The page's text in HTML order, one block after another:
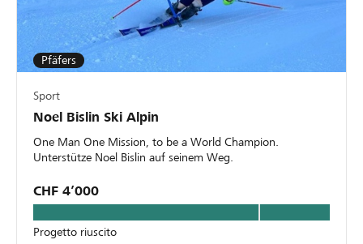
Pfäfers
Sport
Noel Bislin Ski Alpin
One Man One Mission, to be a World Champion.
Unterstütze Noel Bislin auf seinem Weg.
CHF 4’000
Progetto riuscito